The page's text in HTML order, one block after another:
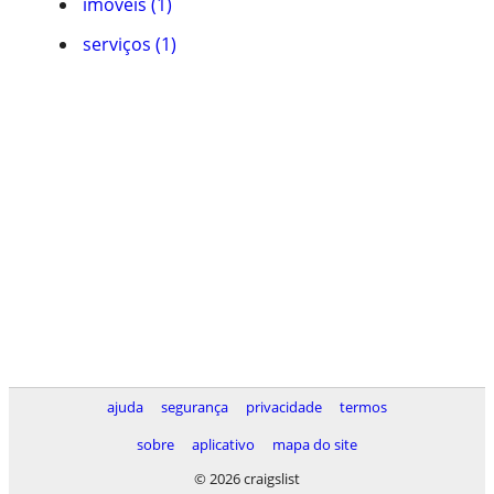
serviços (1)
ajuda segurança privacidade
termos
sobre
aplicativo
mapa do site
© 2026 craigslist